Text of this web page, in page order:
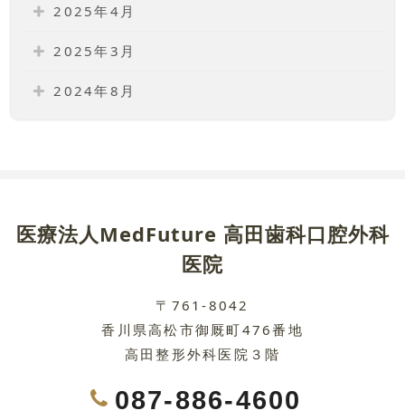
2025年4月
2025年3月
2024年8月
医療法人MedFuture 高田歯科口腔外科
医院
〒761-8042
香川県高松市御厩町476番地
高田整形外科医院３階
087-886-4600